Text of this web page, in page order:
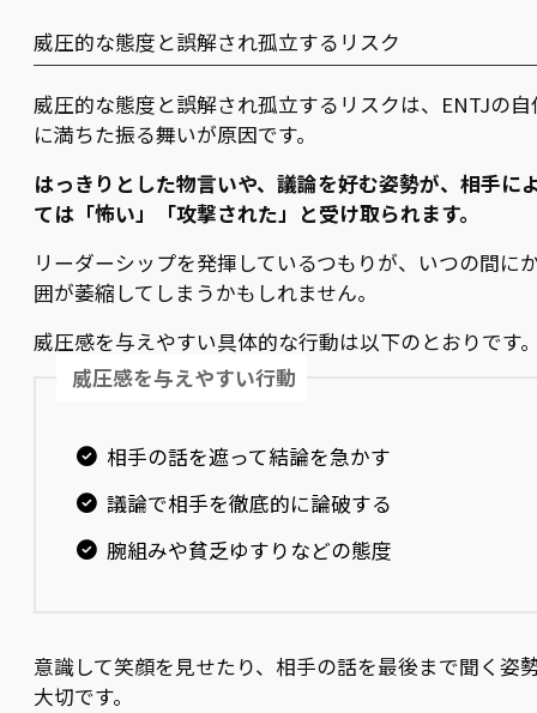
威圧的な態度と誤解され孤立するリスク
威圧的な態度と誤解され孤立するリスクは、ENTJの自
に満ちた振る舞いが原因です。
はっきりとした物言いや、議論を好む姿勢が、相手に
ては「怖い」「攻撃された」と受け取られます。
リーダーシップを発揮しているつもりが、いつの間に
囲が萎縮してしまうかもしれません。
威圧感を与えやすい具体的な行動は以下のとおりです
威圧感を与えやすい行動
相手の話を遮って結論を急かす
議論で相手を徹底的に論破する
腕組みや貧乏ゆすりなどの態度
意識して笑顔を見せたり、相手の話を最後まで聞く姿
大切です。